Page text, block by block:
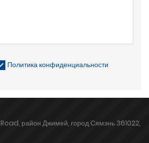
Политика конфиденциальности
район Джимей, город Сямэнь 361022,